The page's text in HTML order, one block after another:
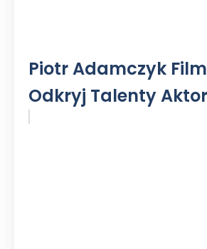
Piotr Adamczyk
Odkryj Talenty